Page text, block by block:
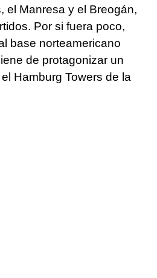
el Manresa y el Breogán,
Por si fuera poco,
base norteamericano
de protagonizar un
Hamburg Towers de la